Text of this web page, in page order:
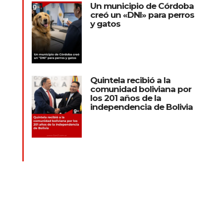
Un municipio de Córdoba
creó un «DNI» para perros
y gatos
Quintela recibió a la
comunidad boliviana por
los 201 años de la
independencia de Bolivia